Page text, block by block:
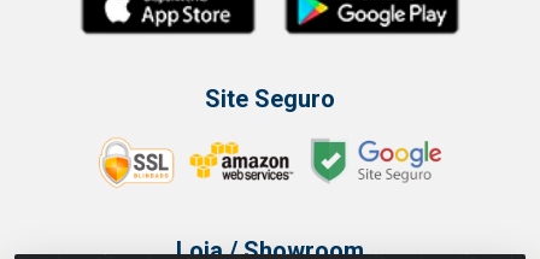
Site Seguro
Loja / Showroom